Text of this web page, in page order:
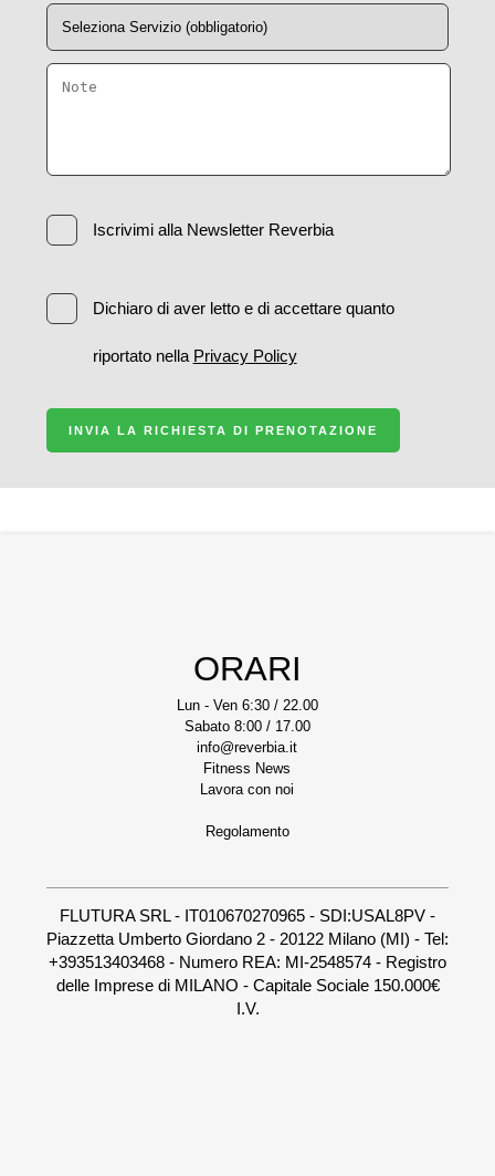
Iscrivimi alla Newsletter Reverbia
Dichiaro di aver letto e di accettare quanto
riportato nella Privacy Policy
INVIA LA RICHIESTA DI PRENOTAZIONE
ORARI
Lun - Ven 6:30 / 22.00
Sabato 8:00 / 17.00
info@reverbia.it
Fitness News
Lavora con noi
Regolamento
FLUTURA SRL - IT010670270965 - SDI:USAL8PV -
Piazzetta Umberto Giordano 2 - 20122 Milano (MI) - Tel:
+393513403468 - Numero REA: MI-2548574 - Registro
delle Imprese di MILANO - Capitale Sociale 150.000€
I.V.